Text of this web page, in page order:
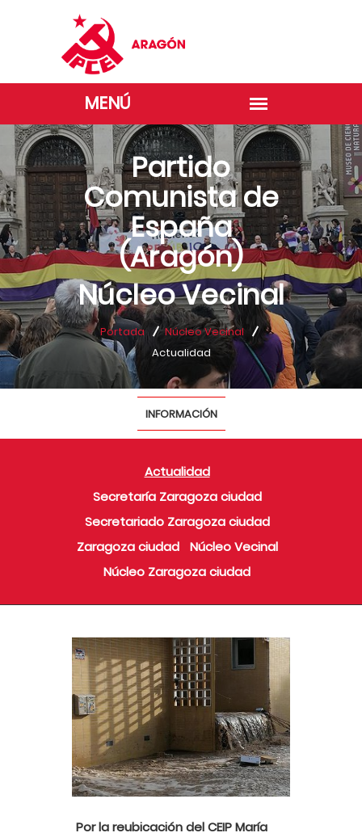
Partido
Comunista de
España
(Aragón)
Núcleo Vecinal
Portada
Núcleo Vecinal
Actualidad
INFORMACIÓN
Actualidad
Secretaría Zaragoza ciudad
Secretariado Zaragoza ciudad
Zaragoza ciudad
Núcleo Vecinal
Núcleo Zaragoza ciudad
Por la reubicación del CEIP María